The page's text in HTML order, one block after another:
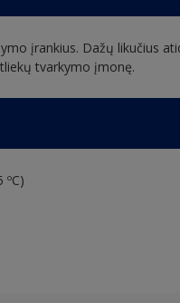
įrankius. Dažų likučius
tvarkymo įmonę.